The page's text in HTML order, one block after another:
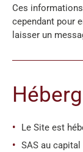
Ces
cependant pour
laisser un
Le Site est
SAS au capital